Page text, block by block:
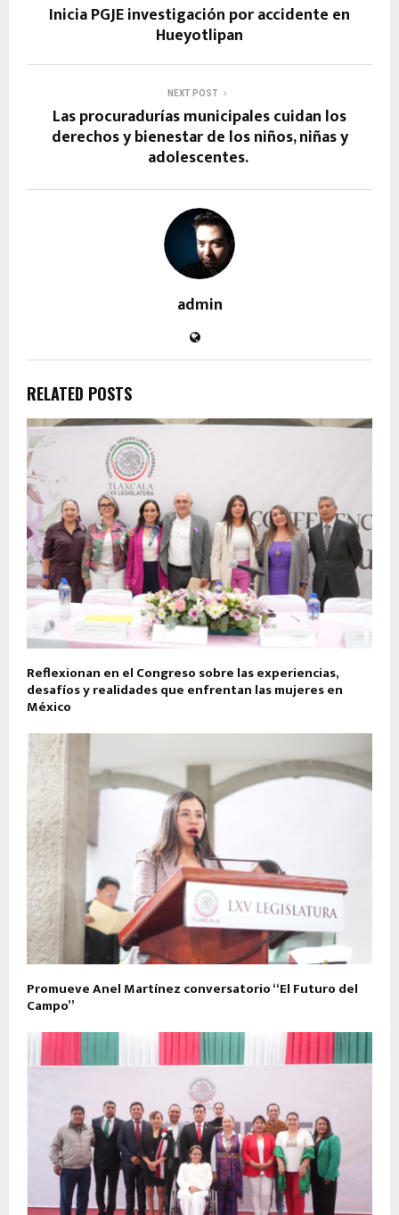
Inicia PGJE investigación por accidente en
Hueyotlipan
NEXT POST
Las procuradurías municipales cuidan los
derechos y bienestar de los niños, niñas y
adolescentes.
admin
RELATED POSTS
Reflexionan en el Congreso sobre las experiencias,
desafíos y realidades que enfrentan las mujeres en
México
Promueve Anel Martínez conversatorio “El Futuro del
Campo”